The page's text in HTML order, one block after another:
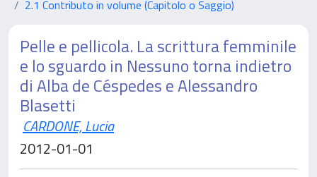
2.1 Contributo in volume (Capitolo o Saggio)
Pelle e pellicola. La scrittura femminile
e lo sguardo in Nessuno torna indietro
di Alba de Céspedes e Alessandro
Blasetti
CARDONE, Lucia
2012-01-01